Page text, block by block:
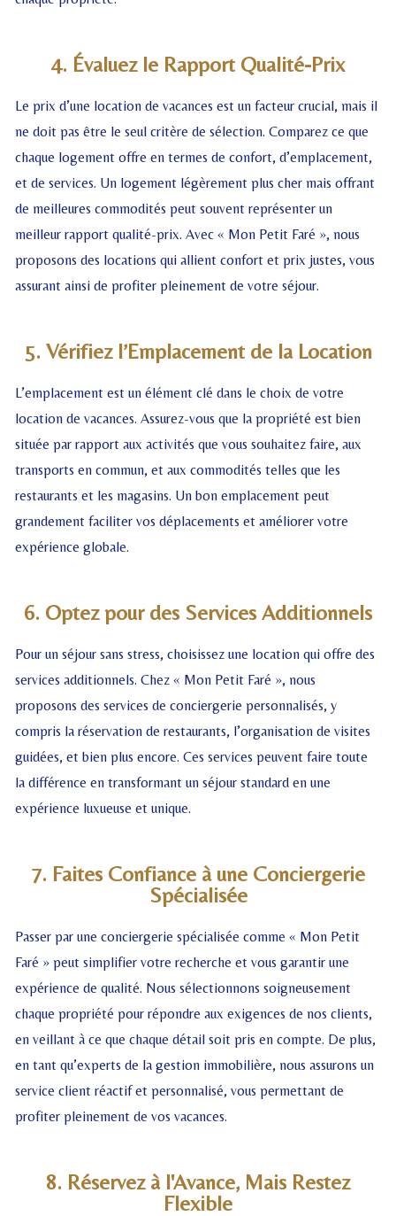
4. Évaluez le Rapport Qualité-Prix
Le prix d’une location de vacances est un facteur crucial, mais il
ne doit pas être le seul critère de sélection. Comparez ce que
chaque logement offre en termes de confort, d’emplacement,
et de services. Un logement légèrement plus cher mais offrant
de meilleures commodités peut souvent représenter un
meilleur rapport qualité-prix. Avec « Mon Petit Faré », nous
proposons des locations qui allient confort et prix justes, vous
assurant ainsi de profiter pleinement de votre séjour.
5. Vérifiez l’Emplacement de la Location
L’emplacement est un élément clé dans le choix de votre
location de vacances. Assurez-vous que la propriété est bien
située par rapport aux activités que vous souhaitez faire, aux
transports en commun, et aux commodités telles que les
restaurants et les magasins. Un bon emplacement peut
grandement faciliter vos déplacements et améliorer votre
expérience globale.
6. Optez pour des Services Additionnels
Pour un séjour sans stress, choisissez une location qui offre des
services additionnels. Chez « Mon Petit Faré », nous
proposons des services de conciergerie personnalisés, y
compris la réservation de restaurants, l’organisation de visites
guidées, et bien plus encore. Ces services peuvent faire toute
la différence en transformant un séjour standard en une
expérience luxueuse et unique.
7. Faites Confiance à une Conciergerie
Spécialisée
Passer par une conciergerie spécialisée comme « Mon Petit
Faré » peut simplifier votre recherche et vous garantir une
expérience de qualité. Nous sélectionnons soigneusement
chaque propriété pour répondre aux exigences de nos clients,
en veillant à ce que chaque détail soit pris en compte. De plus,
en tant qu’experts de la gestion immobilière, nous assurons un
service client réactif et personnalisé, vous permettant de
profiter pleinement de vos vacances.
8. Réservez à l'Avance, Mais Restez
Flexible